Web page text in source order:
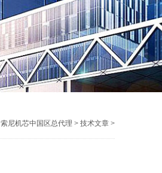
索尼机芯中国区总代理 > 技术文章>